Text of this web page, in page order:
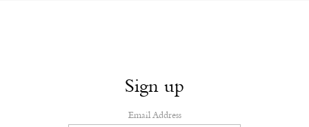
Sign up
Email Address